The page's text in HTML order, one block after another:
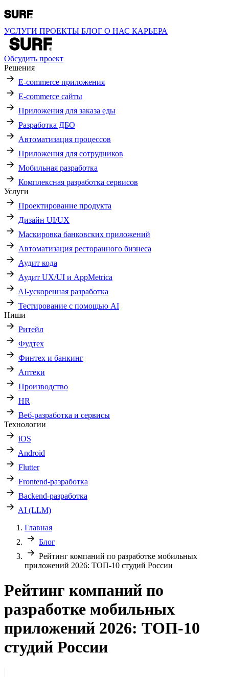
УСЛУГИ ПРОЕКТЫ БЛОГ О НАС КАРЬЕРА
Обсудить проект
Решения
E-commerce приложения
E-commerce сайты
Приложения для заказа еды
Разработка ДБО
Автоматизация процессов
Приложения для сотрудников
Мобильная разработка
Комплексная разработка сервисов
Услуги
Проектирование продукта
Дизайн UI/UX
Маскировка банковских приложений
Автоматизация ресторанного бизнеса
Аудит кода
Аудит UX/UI и AppMetrica
AI-ускоренная разработка
Тестирование с помощью AI
Ниши
Ритейл
Фудтех
Финтех и банкинг
Аптеки
Производство
HR
Веб-разработка и сервисы
Технологии
iOS
Android
Flutter
Frontend-разработка
Backend-разработка
AI (LLM)
Главная
Блог
Рейтинг компаний по разработке мобильных
приложений 2026: ТОП-10 студий России
Рейтинг компаний по
разработке мобильных
приложений 2026: ТОП-10
студий России